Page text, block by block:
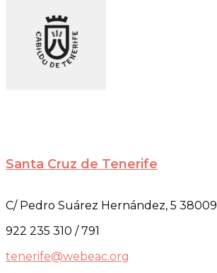
Santa Cruz de Tenerife
C/ Pedro Suárez Hernández, 5 38009
922 235 310 / 791
tenerife@webeac.org